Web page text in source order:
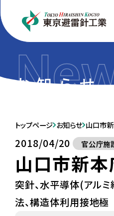
トップページ お知らせ 山口市
2018/04/20 官公庁施
山口市新
突針、水平導体(アルミ
法、構造体利用接地極